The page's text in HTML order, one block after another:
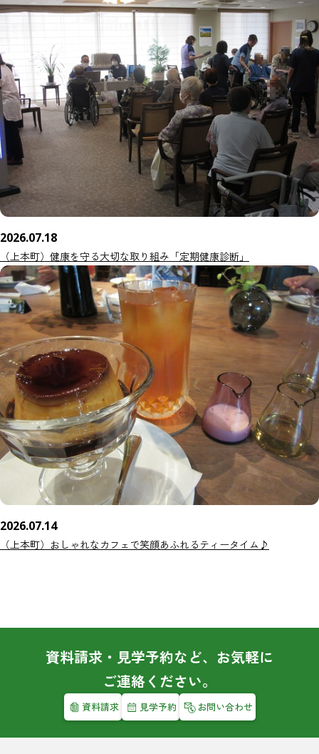
2026.07.18
（上本町）健康を守る大切な取り組み「定期健康診断」
2026.07.14
（上本町）おしゃれなカフェで笑顔あふれるティータイム♪
資料請求・見学予約など、お気軽に
ご連絡ください。
資料請求 見学予約 お問い合わせ